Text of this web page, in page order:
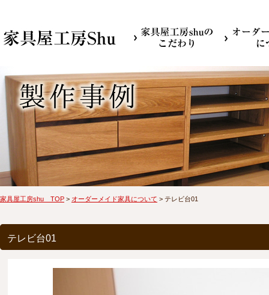
家具屋工房shu TOP > オーダーメイド家具について > テレビ台01
テレビ台01